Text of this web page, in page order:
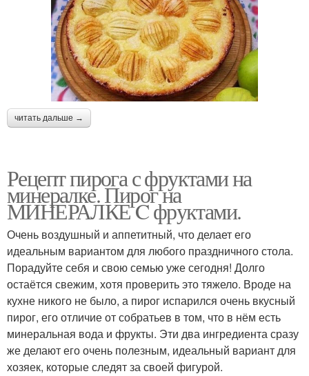
читать дальше →
Рецепт пирога с фруктами на
минералке. Пирог на
МИНЕРАЛКЕ C фруктами.
Очень воздушный и аппетитный, что делает его
идеальным вариантом для любого праздничного стола.
Порадуйте себя и свою семью уже сегодня! Долго
остаётся свежим, хотя проверить это тяжело. Вроде на
кухне никого не было, а пирог испарился очень вкусный
пирог, его отличие от собратьев в том, что в нём есть
минеральная вода и фрукты. Эти два ингредиента сразу
же делают его очень полезным, идеальный вариант для
хозяек, которые следят за своей фигурой.